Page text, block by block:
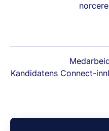
Kandidatens Connect-